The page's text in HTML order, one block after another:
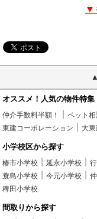
▼
オススメ！人気の物件特集
仲介手数料半額！ ペット相
東建コーポレーション
大
小学校区から探す
椿市小学校 延永小学校
蓑島小学校
今元小学校
稗田小学校
間取りから探す